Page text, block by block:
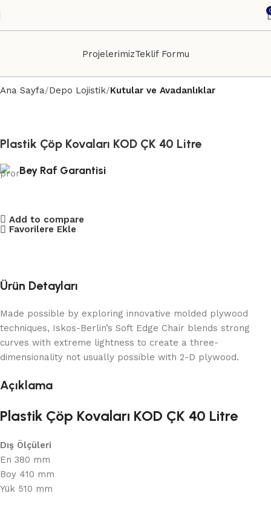
ProjelerimizTeklif Formu
Ana Sayfa Depo Lojistik Kutular ve Avadanlıklar
Plastik Çöp Kovaları KOD ÇK 40 Litre
Bey Raf Garantisi
Add to compare
Favorilere Ekle
Ürün Detayları
Made possible by exploring innovative molded plywood
techniques, Iskos-Berlin’s Soft Edge Chair blends strong
curves with extreme lightness to create a three-
dimensionality not usually possible with 2-D plywood.
Açıklama
Plastik Çöp Kovaları KOD ÇK 40 Litre
Dış Ölçüleri
En 380 mm
Boy 410 mm
Yük 510 mm